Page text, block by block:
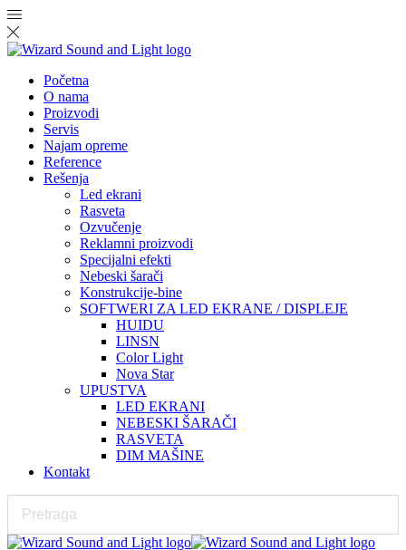
Početna
O nama
Proizvodi
Servis
Najam opreme
Reference
Rešenja
Led ekrani
Rasveta
Ozvučenje
Reklamni proizvodi
Specijalni efekti
Nebeski šarači
Konstrukcije-bine
SOFTWERI ZA LED EKRANE / DISPLEJE
HUIDU
LINSN
Color Light
Nova Star
UPUSTVA
LED EKRANI
NEBESKI ŠARAČI
RASVETA
DIM MAŠINE
Kontakt